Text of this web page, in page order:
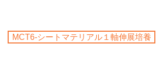
MCT6-シートマテリアル１軸伸展培養